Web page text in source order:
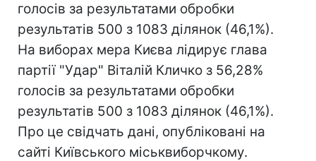
голосів за результатами обробки
результатів 500 з 1083 ділянок (46,1%).
На виборах мера Києва лідирує глава
партії "Удар" Віталій Кличко з 56,28%
голосів за результатами обробки
результатів 500 з 1083 ділянок (46,1%).
Про це свідчать дані, опубліковані на
сайті Київського міськвиборчкому.